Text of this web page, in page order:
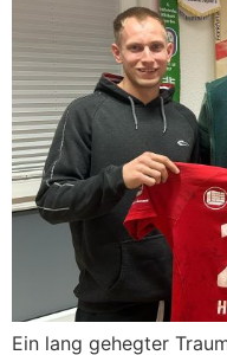
Ein lang gehegter